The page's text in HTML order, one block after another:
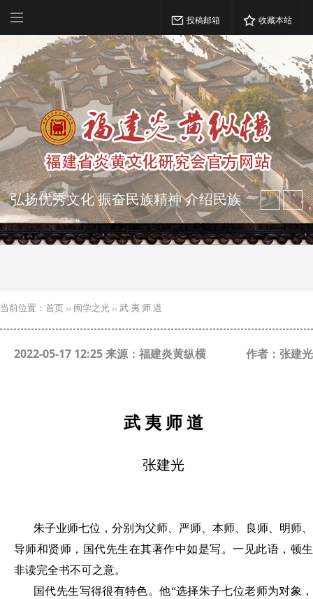
投稿邮箱 收藏本站
突出海西特色 报道台港澳侨 坚持古为
今用 力求雅俗共赏
弘扬优秀文化 振奋民族精神 介绍民族
当前位置： 首页 ›› 闽学之光 ›› 武 夷 师 道
2022-05-17 12:25 来源：福建炎黄纵横 作者：张建光
武 夷 师 道
张建光
朱子业师七位， 分别为父师、严师、本师、良师、明师、
导师和贤师 ， 国代先生在其著作中如是写。一 见此语 ，顿生
非读完全书不可之意。
国代先生写得很有特色。他“选择朱子七位老师为对象 ，